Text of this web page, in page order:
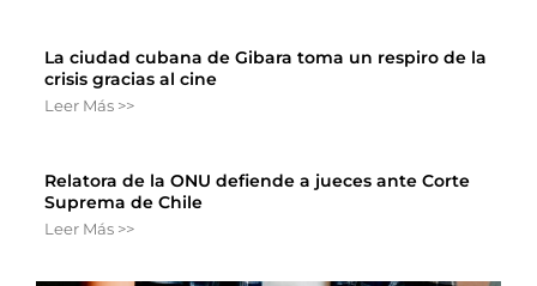
La ciudad cubana de Gibara toma un respiro de la
crisis gracias al cine
Leer Más >>
Relatora de la ONU defiende a jueces ante Corte
Suprema de Chile
Leer Más >>